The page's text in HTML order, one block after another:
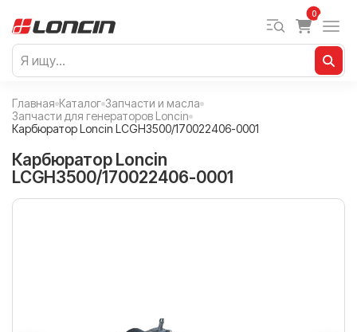
0
Главная Каталог Запчасти и масла
Запчасти для генераторов Loncin
Карбюратор Loncin LCGH3500/170022406-0001
Карбюратор Loncin
LCGH3500/170022406-0001